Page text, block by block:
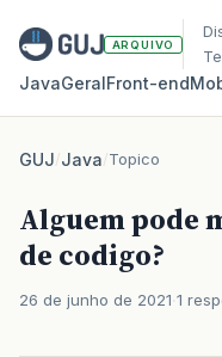
ARQUIVO
JavaGeralFront‑end
GUJ/Java/Topico
Alguem pode
de codigo?
26 de junho de 2021 1